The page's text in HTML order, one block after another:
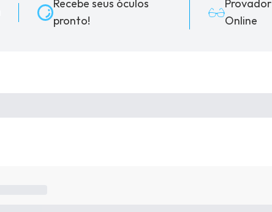
Recebe seus óculos
pronto!
Provador
Online